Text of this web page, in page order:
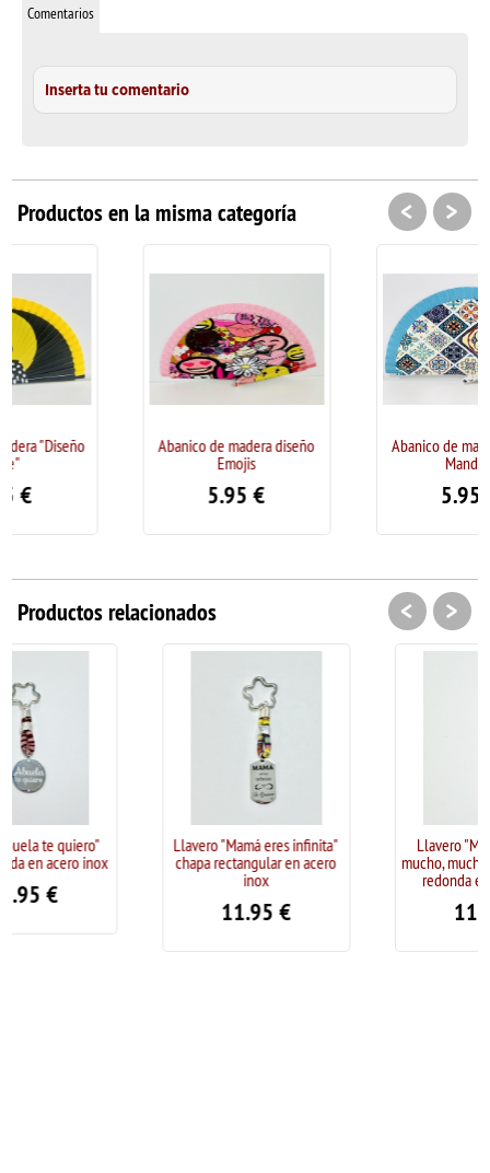
Comentarios
Inserta tu comentario
Productos en la misma categoría
Abanico de madera diseño
Abanico de madera diseño
< >
Productos relacionados
Llavero "Mamá eres infinita"
chapa rectangular en acero
Llavero "Mamá te quiero
mucho, mucho, mucho" chapa
redonda en acero inox
< >